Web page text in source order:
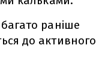
раніше
до активного